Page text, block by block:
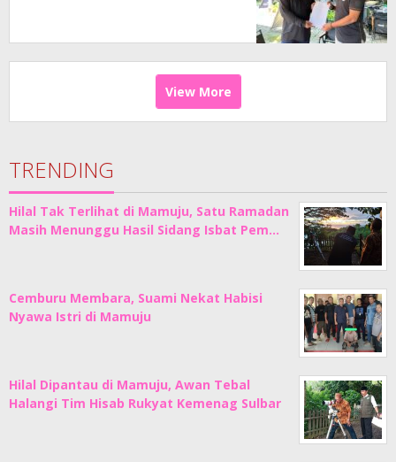
View More
TRENDING
Hilal Tak Terlihat di Mamuju, Satu Ramadan
Masih Menunggu Hasil Sidang Isbat Pem…
Cemburu Membara, Suami Nekat Habisi
Nyawa Istri di Mamuju
Hilal Dipantau di Mamuju, Awan Tebal
Halangi Tim Hisab Rukyat Kemenag Sulbar